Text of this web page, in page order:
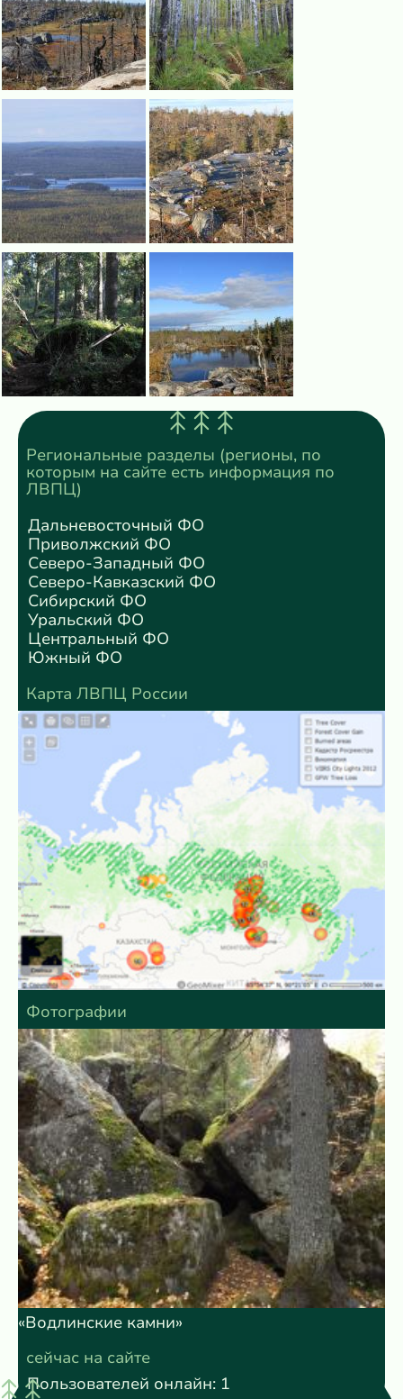
Региональные разделы (регионы, по
которым на сайте есть информация по
ЛВПЦ)
Дальневосточный ФО
Приволжский ФО
Северо-Западный ФО
Северо-Кавказский ФО
Сибирский ФО
Уральский ФО
Центральный ФО
Южный ФО
Карта ЛВПЦ России
Фотографии
«Водлинские камни»
сейчас на сайте
Пользователей онлайн: 1